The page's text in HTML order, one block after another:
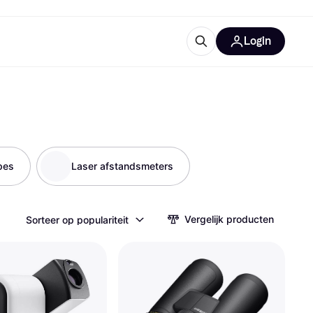
Login
Laser afstandsmeters
Sorteer op populariteit Vergelijk producten